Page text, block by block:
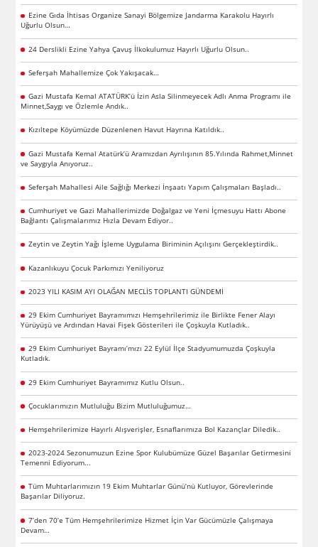
Ezine Gıda İhtisas Organize Sanayi Bölgemize Jandarma Karakolu Hayırlı
Uğurlu Olsun…
24 Derslikli Ezine Yahya Çavuş İlkokulumuz Hayırlı Uğurlu Olsun..
Seferşah Mahallemize Çok Yakışacak…
Gazi Mustafa Kemal ATATÜRK’ü İzin Asla Silinmeyecek Adlı Anma Programı ile
Minnet,Saygı ve Özlemle Andık..
Kızıltepe Köyümüzde Düzenlenen Havut Hayrına Katıldık..
Gazi Mustafa Kemal Atatürk’ü Aramızdan Ayrılışının 85.Yılında Rahmet,Minnet
ve Saygıyla Anıyoruz..
Seferşah Mahallesi Aile Sağlığı Merkezi İnşaatı Yapım Çalışmaları Başladı..
Cumhuriyet ve Gazi Mahallerimizde Doğalgaz ve Yeni İçmesuyu Hattı Abone
Bağlantı Çalışmalarımız Hızla Devam Ediyor..
Zeytin ve Zeytin Yağı İşleme Uygulama Biriminin Açılışını Gerçekleştirdik..
Kazanlıkuyu Çocuk Parkımızı Yeniliyoruz
2023 YILI KASIM AYI OLAĞAN MECLİS TOPLANTI GÜNDEMİ
29 Ekim Cumhuriyet Bayramımızı Hemşehrilerimiz ile Birlikte Fener Alayı
Yürüyüşü ve Ardından Havai Fişek Gösterileri ile Çoşkuyla Kutladık..
29 Ekim Cumhuriyet Bayramı’mızı 22 Eylül İlçe Stadyumumuzda Çoşkuyla
Kutladık.
29 Ekim Cumhuriyet Bayramımız Kutlu Olsun..
Çocuklarımızın Mutluluğu Bizim Mutluluğumuz…
Hemşehrilerimize Hayırlı Alışverişler, Esnaflarımıza Bol Kazançlar Diledik..
2023-2024 Sezonumuzun Ezine Spor Kulubümüze Güzel Başarılar Getirmesini
Temenni Ediyorum...
Tüm Muhtarlarımızın 19 Ekim Muhtarlar Günü’nü Kutluyor, Görevlerinde
Başarılar Diliyoruz.
7’den 70’e Tüm Hemşehrilerimize Hizmet İçin Var Gücümüzle Çalışmaya
Devam…